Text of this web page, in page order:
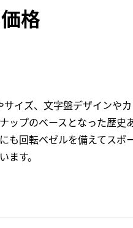
格
イズ、文字盤デザインや
ップのベースとなった歴史
も回転ベゼルを備えてスポ
す。